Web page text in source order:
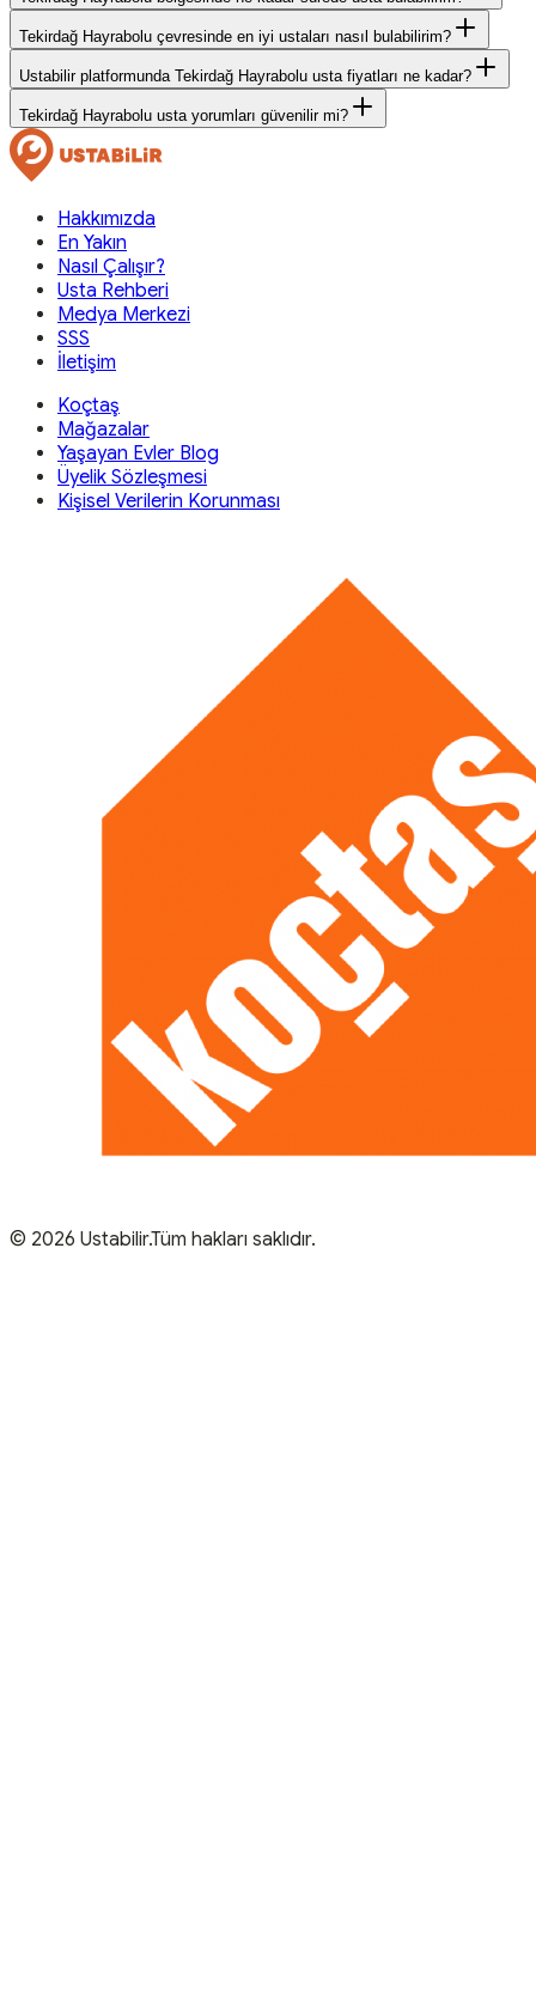
Tekirdağ Hayrabolu çevresinde en iyi ustaları nasıl bulabilirim?
Ustabilir platformunda Tekirdağ Hayrabolu usta fiyatları ne kadar?
Tekirdağ Hayrabolu usta yorumları güvenilir mi?
Hakkımızda
En Yakın
Nasıl Çalışır?
Usta Rehberi
Medya Merkezi
SSS
İletişim
Koçtaş
Mağazalar
Yaşayan Evler Blog
Üyelik Sözleşmesi
Kişisel Verilerin Korunması
© 2026 Ustabilir.Tüm hakları saklıdır.